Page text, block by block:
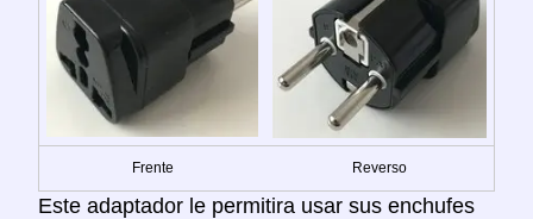
Frente Reverso
Este adaptador le permitira usar sus enchufes